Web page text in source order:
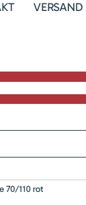
VERSAND
70/110 rot